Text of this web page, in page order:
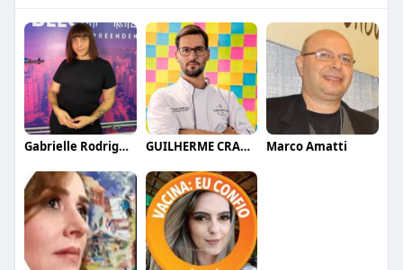
Gabrielle Rodrigues GUILHERME CRAMER BALLE Marco Amatti